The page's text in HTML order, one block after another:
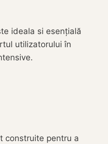
ideala si esențială
utilizatorului în
construite pentru a